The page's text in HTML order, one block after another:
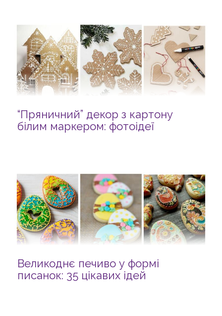
“Пряничний” декор з картону
білим маркером: фотоідеї
Великоднє печиво у формі
писанок: 35 цікавих ідей